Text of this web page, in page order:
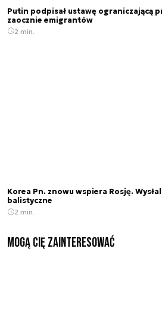
Putin podpisał ustawę ograniczającą
zaocznie emigrantów
2 min.
Korea Pn. znowu wspiera Rosję.
balistyczne
2 min.
Mogą Cię zainteresować